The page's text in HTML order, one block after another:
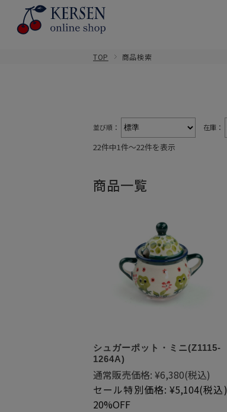
TOP 商品検索
並び順： 在庫：
22件中1件〜22件を表示
商品一覧
シュガーポット・ミニ(Z1115-
1264A)
通常販売価格: ¥6,380(税込)
セール特別価格: ¥5,104(税込)
20%OFF